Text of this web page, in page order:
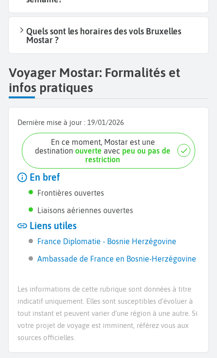
Quels sont les horaires des vols Bruxelles
Mostar ?
Voyager Mostar: Formalités et
infos pratiques
Dernière mise à jour : 19/01/2026
En ce moment, Mostar est une
destinationouverte avec peu ou pas de
restriction
En bref
Frontières ouvertes
Liaisons aériennes ouvertes
Liens utiles
France Diplomatie - Bosnie Herzégovine
Ambassade de France en Bosnie-Herzégovine
Les informations de cette rubrique sont données à titre
indicatif uniquement. Elles sont susceptibles d’évoluer à
tout instant et peuvent varier d’une région à une autre. Si
votre projet de voyage est imminent, référez vous aux
sources officielles.